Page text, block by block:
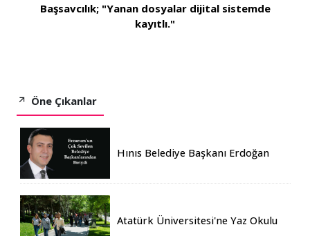
Başsavcılık; "Yanan dosyalar dijital sistemde
kayıtlı."
Öne Çıkanlar
Hınıs Belediye Başkanı Erdoğan
Atatürk Üniversitesi'ne Yaz Okulu